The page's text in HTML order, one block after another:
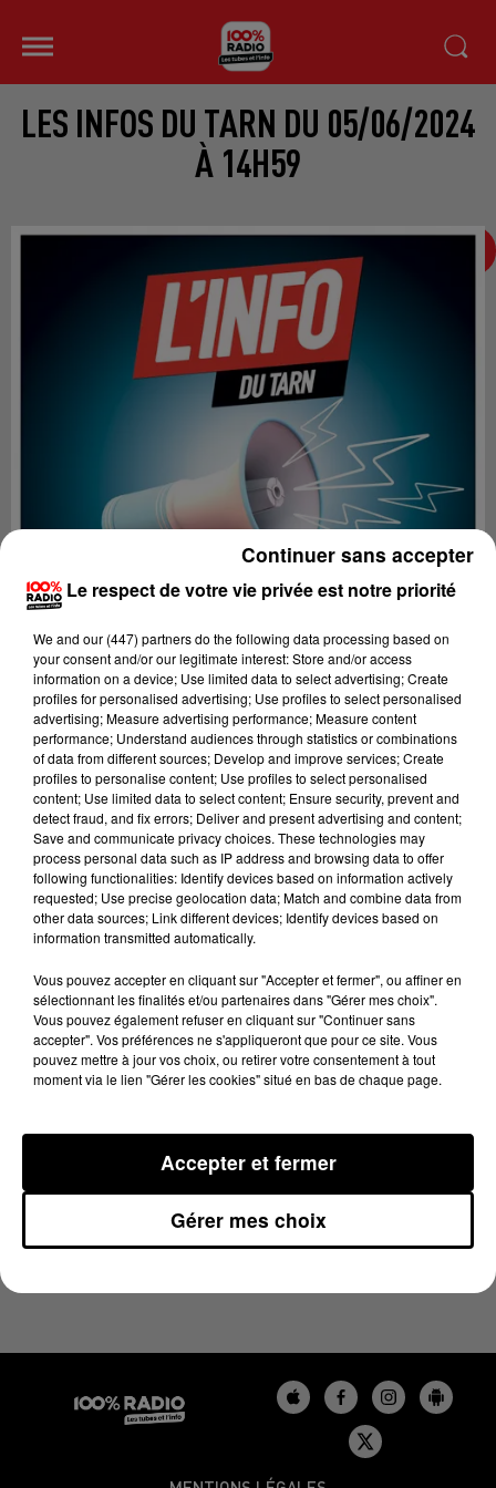
LES INFOS DU TARN DU 05/06/2024
À 14H59
Lecture (2 min 30 sec)
100%
5 juin 2024 - 2 min 30 sec
LES INFOS DU TARN DU 05/06/2024 À 14H59
Le respect de votre vie privée est notre priorité
We and our (447) partnersdo the following data processing based on
your consent and/or our legitimate interest: Store and/or access
information on a device; Use limited data to select advertising; Create
profiles for personalised advertising; Use profiles to select personalised
advertising; Measure advertising performance; Measure content
performance; Understand audiences through statistics or combinations
of data from different sources; Develop and improve services; Create
profiles to personalise content; Use profiles to select personalised
content; Use limited data to select content; Ensure security, prevent and
detect fraud, and fix errors; Deliver and present advertising and content;
Save and communicate privacy choices. These technologies may
process personal data such as IP address and browsing data to offer
following functionalities: Identify devices based on information actively
requested; Use precise geolocation data; Match and combine data from
other data sources; Link different devices; Identify devices based on
information transmitted automatically.
Vous pouvez accepter en cliquant sur "Accepter et fermer", ou affiner en
sélectionnant les finalités et/ou partenaires dans "Gérer mes choix".
Vous pouvez également refuser en cliquant sur "Continuer sans
accepter". Vos préférences ne s'appliqueront que pour ce site. Vous
pouvez mettre à jour vos choix, ou retirer votre consentement à tout
moment via le lien "Gérer les cookies" situé en bas de chaque page.
Gérer mes choix
Accepter et fermer
Continuer sans accepter